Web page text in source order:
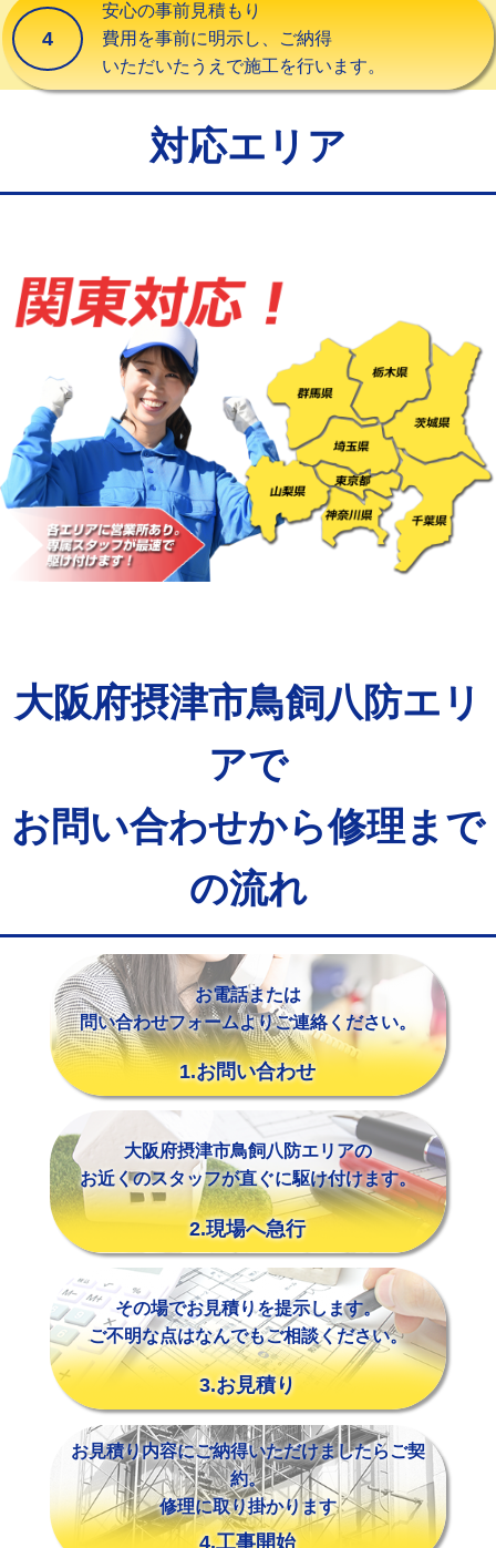
給水管工事※（ホール加工)
給水管工事※（バンド止め) 3,300円
給水管工事※（保温材使用（バンド止
5,500円
給水管工事※（塩ビ管（VP・HI）使
用/3ｍまで)
給水管工事※（塩ビ管（VP・HI）使
用（追加）/3ｍ超え)
+8,800円
給水管工事※（ライニング鋼管・銅
管・ポリ管・HT管使用/3ｍまで)
44,000円
給水管工事※（ライニング鋼管・銅
管・ポリ管・HT管使用/3ｍ超え)
+8,800円
マス交換（土の掘削・埋め戻し作業）
コンクリート斫り（厚さ10㎝まで） 27,500円
コンクリート斫り（厚さ10㎝超え）
モルタル補修（厚さ10㎝超え） 38,500円
※給水管工事は20mmまでの価格です。
4
安心の事前見積もり
費用を事前に明示し、ご納得
いただいたうえで施工を行います。
対応エリア
大阪府摂津市鳥飼八防エリ
アで
お問い合わせから修理まで
の流れ
お電話または
問い合わせフォームよりご連絡ください。
1.お問い合わせ
大阪府摂津市鳥飼八防エリアの
お近くのスタッフが直ぐに駆け付けます。
2.現場へ急行
その場でお見積りを提示します。
ご不明な点はなんでもご相談ください。
3.お見積り
お見積り内容にご納得いただけましたらご契
約。
修理に取り掛かります
4.工事開始